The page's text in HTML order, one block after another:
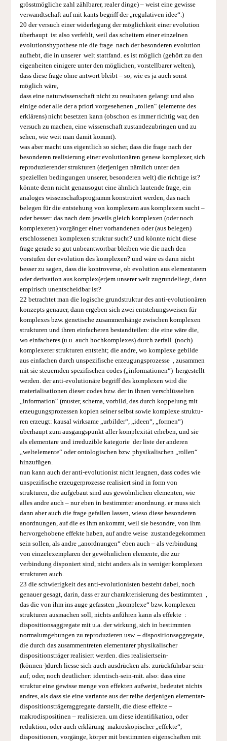
grösstmögliche zahl zähl­barer, realer dinge) – weist eine gewisse
verwandtschaft auf mit kants begriff der „regulativen idee“.)
20 der versuch einer widerlegung der möglichkeit einer evolution
über­haupt ist also verfehlt, weil das scheitern einer einzelnen
evolutionshypothese nie die frage nach der besonderen evolution
aufhebt, die in unserer welt stattfand. es ist möglich (gehört zu den
eigenheiten einigere unter den möglichen, vorstellbarer welten),
dass diese frage ohne antwort bleibt – so, wie es ja auch sonst
möglich wäre,
dass eine naturwissenschaft nicht zu resultaten gelangt und also
einige oder alle der a priori vorgesehenen „rollen“ (elemente des
erklärens) nicht besetzen kann (obschon es immer richtig war, den
versuch zu machen, eine wissenschaft zustandezubringen und zu
sehen, wie weit man damit kommt).
was aber macht uns eigentlich so sicher, dass die frage nach der
besonderen realisierung einer evolutionären genese komplexer, sich
repro­duzierender strukturen (derjenigen nämlich unter den
speziellen be­dingungen unserer, besonderen welt) die richtige ist?
könnte denn nicht genausogut eine ähnlich lautende frage, ein
analoges wissenschaftspro­gramm konstruiert werden, das nach
belegen für die entstehung von komplexem aus komplexem sucht –
oder besser: das nach dem jeweils gleich komplexen (oder noch
komplexeren) vorgänger einer vorhandenen oder (aus belegen)
erschlossenen komplexen struktur sucht? und könnte nicht diese
frage gerade so gut unbeantwortbar bleiben wie die nach den
vorstufen der evolution des komplexen? und wäre es dann nicht
besser zu sagen, dass die kontroverse, ob evolution aus elementarem
oder derivation aus komplex(er)em unserer welt zugrundeliegt, dann
empirisch unentscheidbar ist?
22 betrachtet man die logische grundstruktur des anti-evolutionären
konzepts genauer, dann ergeben sich zwei entstehungsweisen für
komplexes bzw. genetische zusammenhänge zwischen komplexen
strukturen und ihren einfacheren bestandteilen: die eine wäre die,
wo einfacheres (u.u. auch hochkomplexes) durch zerfall (noch)
komplexerer strukturen entsteht; die andre, wo komplexe gebilde
aus einfachen durch unspezifische erzeugungs­prozesse , zusammen
mit sie steuernden spezifischen codes („informationen“) hergestellt
werden. der anti-evolutionäre begriff des komplexen wird die
materialisationen dieser codes bzw. der in ihnen verschlüsselten
„information“ (muster, schema, vorbild, das durch koppe­lung mit
erzeugungsprozessen kopien seiner selbst sowie komplexe struktu­
ren erzeugt: kausal wirksame „urbilder“, „ideen“, „formen“)
überhaupt zum ausgangspunkt aller komplexität erheben, und sie
als elementare und irreduzible kategorie der liste der anderen
„weltelemente“ oder ontologi­schen bzw. physikalischen „rollen“
hinzufügen.
nun kann auch der anti-evolutionist nicht leugnen, dass codes wie
unspezifische erzeugerprozesse realisiert sind in form von
strukturen, die aufgebaut sind aus gewöhnlichen elementen, wie
alles andre auch – nur eben in bestimmter anordnung. er muss sich
dann aber auch die frage gefallen lassen, wieso diese besonderen
anordnungen, auf die es ihm ankommt, weil sie besondre, von ihm
hervorgehobene effekte haben, auf andre weise zustandegekommen
sein sollen, als andre „anordnungen“ eben auch – als verbindung
von einzelexemplaren der gewöhnlichen elemente, die zur
verbindung disponiert sind, nicht anders als in weniger komplexen
strukturen auch.
23 die schwierigkeit des anti-evolutionisten besteht dabei, noch
genauer gesagt, darin, dass er zur charakterisierung des bestimmten ,
das die von ihm ins auge gefassten „komplexe“ bzw. komplexen
strukturen ausmachen soll, nichts anführen kann als effekte :
dispositionsaggregate mit u.a. der wirkung, sich in bestimmten
normalumgebungen zu reproduzieren usw. – dispositionsaggregate,
die durch das zusammentreten elementarer physikalischer
dispositionsträger realisiert werden. dies realisiert­sein-
(können-)durch liesse sich auch ausdrücken als: zurückführbar-sein­
auf; oder, noch deutlicher: identisch-sein-mit. also: dass eine
struktur eine gewisse menge von effekten aufweist, bedeutet nichts
andres, als dass sie eine variante aus der reihe derjenigen elementar-
dispositionsträger­aggregate darstellt, die diese effekte –
makrodispositinen – realisieren. um diese identifikation, oder
reduktion, oder auch erklärung makroskopischer „effekte“,
dispositionen, vorgänge, körper mit bestimmten eigenschaften mit